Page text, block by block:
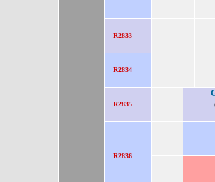
R2833
R2834
R2835
R2836